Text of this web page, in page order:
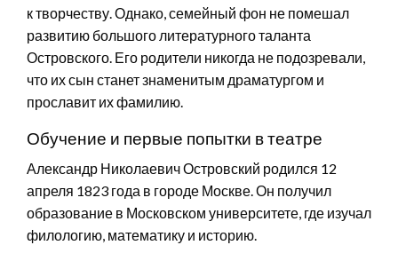
к творчеству. Однако, семейный фон не помешал
развитию большого литературного таланта
Островского. Его родители никогда не подозревали,
что их сын станет знаменитым драматургом и
прославит их фамилию.
Обучение и первые попытки в театре
Александр Николаевич Островский родился 12
апреля 1823 года в городе Москве. Он получил
образование в Московском университете, где изучал
филологию, математику и историю.